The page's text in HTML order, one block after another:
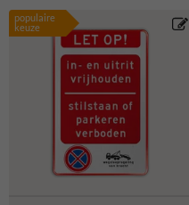
populaire
keuze